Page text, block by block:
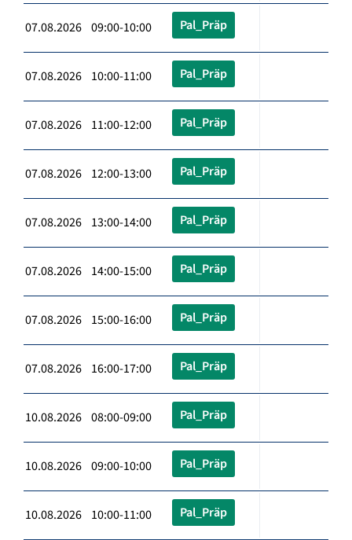
07.08.2026 09:00-10:00 Pal_Präp
07.08.2026 10:00-11:00 Pal_Präp
07.08.2026 11:00-12:00 Pal_Präp
07.08.2026 12:00-13:00 Pal_Präp
07.08.2026 13:00-14:00 Pal_Präp
07.08.2026 14:00-15:00 Pal_Präp
07.08.2026 15:00-16:00 Pal_Präp
07.08.2026 16:00-17:00 Pal_Präp
10.08.2026 08:00-09:00 Pal_Präp
10.08.2026 09:00-10:00 Pal_Präp
10.08.2026 10:00-11:00 Pal_Präp